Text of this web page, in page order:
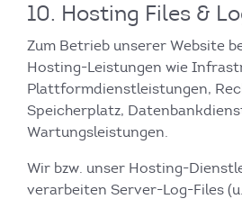
10. Hosting Files &
Zum Betrieb unserer Website
Hosting-Leistungen wie
Plattformdienstleistungen,
Speicherplatz,
Wartungsleistungen.
Wir bzw. unser Hosting-
verarbeiten Server-Log-Files